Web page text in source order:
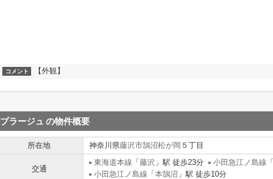
コメント 【外観】
プラージュ の物件概要
所在地 神奈川県藤沢市鵠沼松が岡 ５丁目
交通
東海道本線 「 藤沢 」駅 徒歩23分 小田急江ノ島線 「
小田急江ノ島線 「 本鵠沼 」駅 徒歩10分